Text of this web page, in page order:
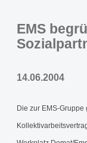
EMS
14.06.2004
Die zur EMS-